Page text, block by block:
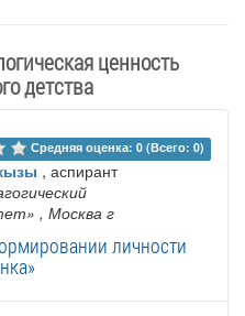
ценность
детства
Средняя оценка: 0 (Всего: 0)
, аспирант
, Москва г
личности